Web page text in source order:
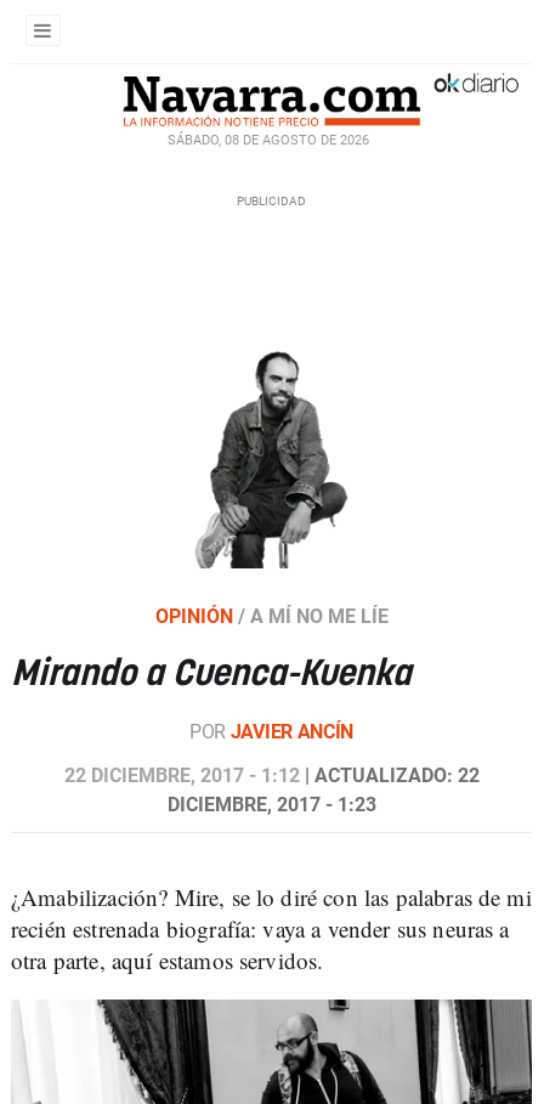
SÁBADO, 08 DE AGOSTO DE 2026
OPINIÓN / A MÍ NO ME LÍE
Mirando a Cuenca-Kuenka
POR JAVIER ANCÍN
22 DICIEMBRE, 2017 - 1:12| ACTUALIZADO: 22
DICIEMBRE, 2017 - 1:23
¿Amabilización? Mire, se lo diré con las palabras de mi
recién estrenada biografía: vaya a vender sus neuras a
otra parte, aquí estamos servidos.